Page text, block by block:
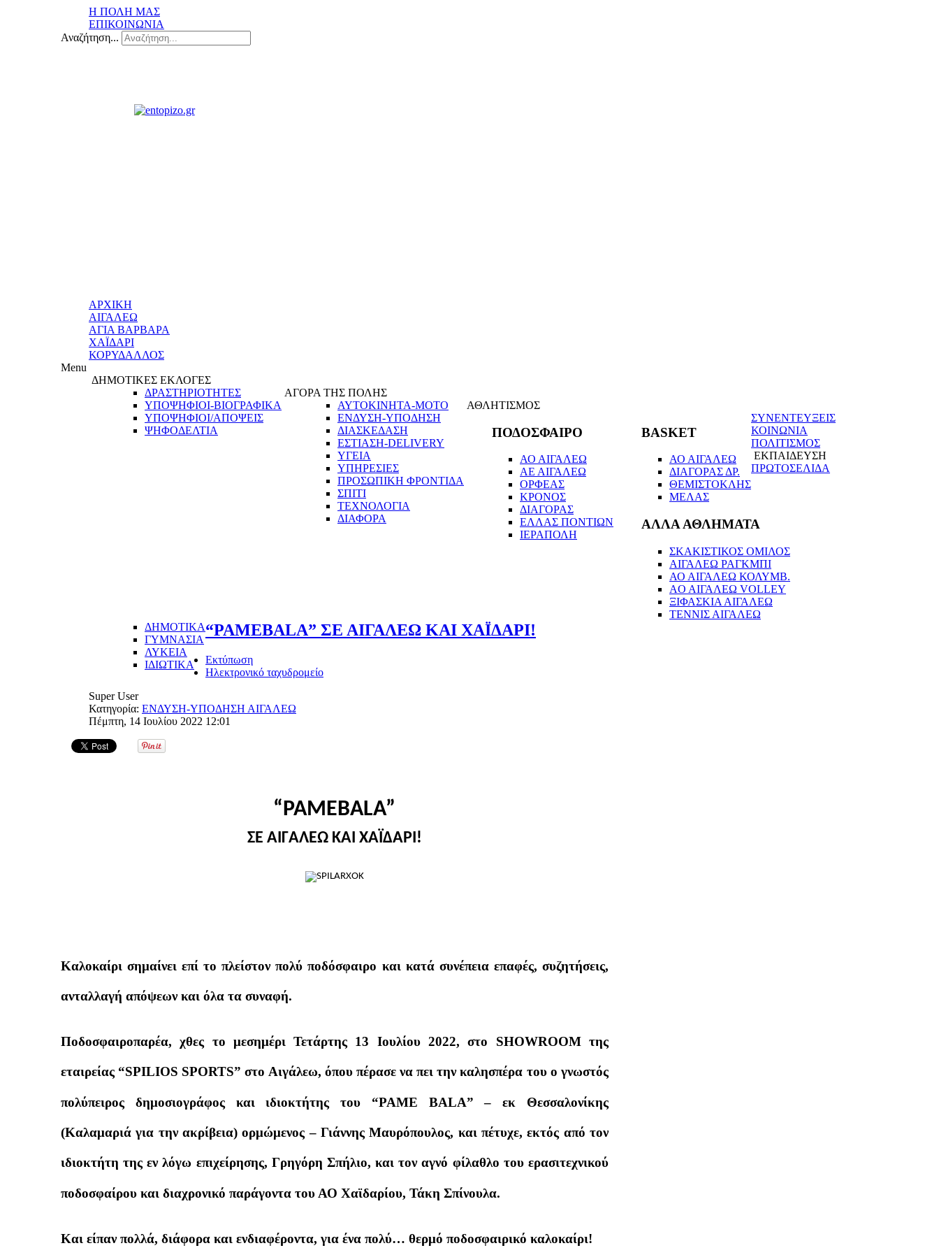
Η ΠΟΛΗ ΜΑΣ
ΕΠΙΚΟΙΝΩΝΙΑ
Αναζήτηση...
ΑΡΧΙΚΗ
ΑΙΓΑΛΕΩ
ΑΓΙΑ ΒΑΡΒΑΡΑ
ΧΑΪΔΑΡΙ
ΚΟΡΥΔΑΛΛΟΣ
Menu
ΔΗΜΟΤΙΚΕΣ ΕΚΛΟΓΕΣ
ΔΡΑΣΤΗΡΙΟΤΗΤΕΣ
ΥΠΟΨΗΦΙΟΙ-ΒΙΟΓΡΑΦΙΚΑ
ΥΠΟΨΗΦΙΟΙ/ΑΠΟΨΕΙΣ
ΨΗΦΟΔΕΛΤΙΑ
ΑΓΟΡΑ ΤΗΣ ΠΟΛΗΣ
ΑΥΤΟΚΙΝΗΤΑ-ΜΟΤΟ
ΕΝΔΥΣΗ-ΥΠΟΔΗΣΗ
ΔΙΑΣΚΕΔΑΣΗ
ΕΣΤΙΑΣΗ-DELIVERY
ΥΓΕΙΑ
ΥΠΗΡΕΣΙΕΣ
ΠΡΟΣΩΠΙΚΗ ΦΡΟΝΤΙΔΑ
ΣΠΙΤΙ
ΤΕΧΝΟΛΟΓΙΑ
ΔΙΑΦΟΡΑ
ΑΘΛΗΤΙΣΜΟΣ
ΠΟΔΟΣΦΑΙΡΟ
ΑΟ ΑΙΓΑΛΕΩ
ΑΕ ΑΙΓΑΛΕΩ
ΟΡΦΕΑΣ
ΚΡΟΝΟΣ
ΔΙΑΓΟΡΑΣ
ΕΛΛΑΣ ΠΟΝΤΙΩΝ
ΙΕΡΑΠΟΛΗ
BASKET
ΑΟ ΑΙΓΑΛΕΩ
ΔΙΑΓΟΡΑΣ ΔΡ.
ΘΕΜΙΣΤΟΚΛΗΣ
ΜΕΛΑΣ
ΑΛΛΑ ΑΘΛΗΜΑΤΑ
ΣΚΑΚΙΣΤΙΚΟΣ ΟΜΙΛΟΣ
ΑΙΓΑΛΕΩ ΡΑΓΚΜΠΙ
ΑΟ ΑΙΓΑΛΕΩ ΚΟΛΥΜΒ.
AO AIΓΑΛΕΩ VOLLEY
ΞΙΦΑΣΚΙΑ ΑΙΓΑΛΕΩ
ΤΕΝΝΙΣ ΑΙΓΑΛΕΩ
ΣΥΝΕΝΤΕΥΞΕΙΣ
ΚΟΙΝΩΝΙΑ
ΠΟΛΙΤΙΣΜΟΣ
ΕΚΠΑΙΔΕΥΣΗ
ΔΗΜΟΤΙΚΑ
ΓΥΜΝΑΣΙΑ
ΛΥΚΕΙΑ
ΙΔΙΩΤΙΚΑ
ΠΡΩΤΟΣΕΛΙΔΑ
“PAMEBALA” ΣΕ ΑΙΓΑΛΕΩ ΚΑΙ ΧΑΪΔΑΡΙ!
Εκτύπωση
Ηλεκτρονικό ταχυδρομείο
Super User
Κατηγορία: ΕΝΔΥΣΗ-ΥΠΟΔΗΣΗ ΑΙΓΑΛΕΩ
Πέμπτη, 14 Ιουλίου 2022 12:01
“PAMEBALA”
ΣΕ ΑΙΓΑΛΕΩ ΚΑΙ ΧΑΪΔΑΡΙ!
Καλοκαίρι σημαίνει επί το πλείστον πολύ ποδόσφαιρο και κατά συνέπεια επαφές, συζητήσεις,
ανταλλαγή απόψεων και όλα τα συναφή.
Ποδοσφαιροπαρέα, χθες το μεσημέρι Τετάρτης 13 Ιουλίου 2022, στο SHOWROOM της
εταιρείας “SPILIOS SPORTS” στο Αιγάλεω, όπου πέρασε να πει την καλησπέρα του ο γνωστός
πολύπειρος δημοσιογράφος και ιδιοκτήτης του “PAME BALA” – εκ Θεσσαλονίκης
(Καλαμαριά για την ακρίβεια) ορμώμενος – Γιάννης Μαυρόπουλος, και πέτυχε, εκτός από τον
ιδιοκτήτη της εν λόγω επιχείρησης, Γρηγόρη Σπήλιο, και τον αγνό φίλαθλο του ερασιτεχνικού
ποδοσφαίρου και διαχρονικό παράγοντα του ΑΟ Χαϊδαρίου, Τάκη Σπίνουλα.
Και είπαν πολλά, διάφορα και ενδιαφέροντα, για ένα πολύ… θερμό ποδοσφαιρικό καλοκαίρι!